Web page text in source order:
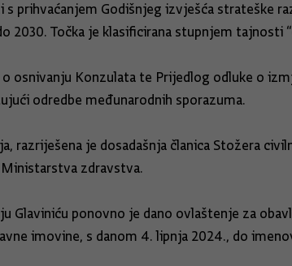
s prihvaćanjem Godišnjeg izvješća strateške
2030. Točka je klasificirana stupnjem
osnivanju Konzulata te Prijedlog odluke o
odredbe međunarodnih sporazuma.
razriješena je dosadašnja članica Stožera
zdravstva.
Glaviniću ponovno je dano ovlaštenje za
imovine, s danom 4. lipnja 2024., do